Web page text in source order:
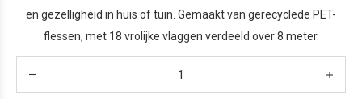
en gezelligheid in huis of tuin. Gemaakt van gerecyclede PET-
flessen, met 18 vrolijke vlaggen verdeeld over 8 meter.